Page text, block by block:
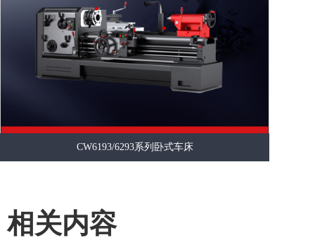
CW6193/6293系列卧式车床
相关内容